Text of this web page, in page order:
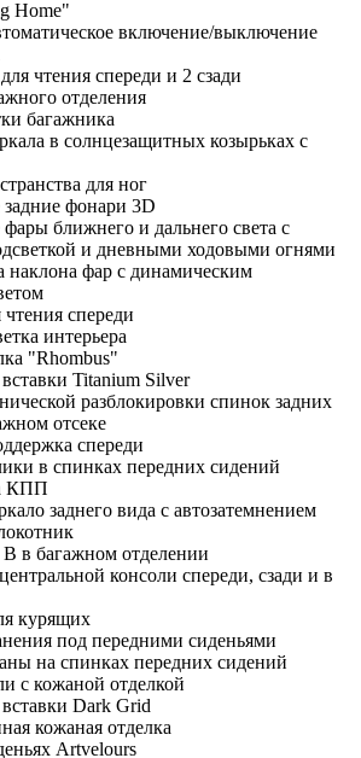
Home"
включение/выключение
чтения спереди и 2 сзади
отделения
багажника
в солнцезащитных козырьках с
для ног
фонари 3D
ближнего и дальнего света с
и дневными ходовыми огнями
наклона фар с динамическим
спереди
интерьера
"Rhombus"
Titanium Silver
разблокировки спинок задних
отсеке
спереди
в спинках передних сидений
КПП
заднего вида с автозатемнением
В в багажном отделении
консоли спереди, сзади и в
курящих
под передними сиденьями
на спинках передних сидений
с кожаной отделкой
Dark Grid
кожаная отделка
Artvelours